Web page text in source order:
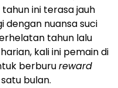
ini terasa jauh
dengan nuansa suci
tahun lalu
kali ini pemain di
berburureward
bulan.